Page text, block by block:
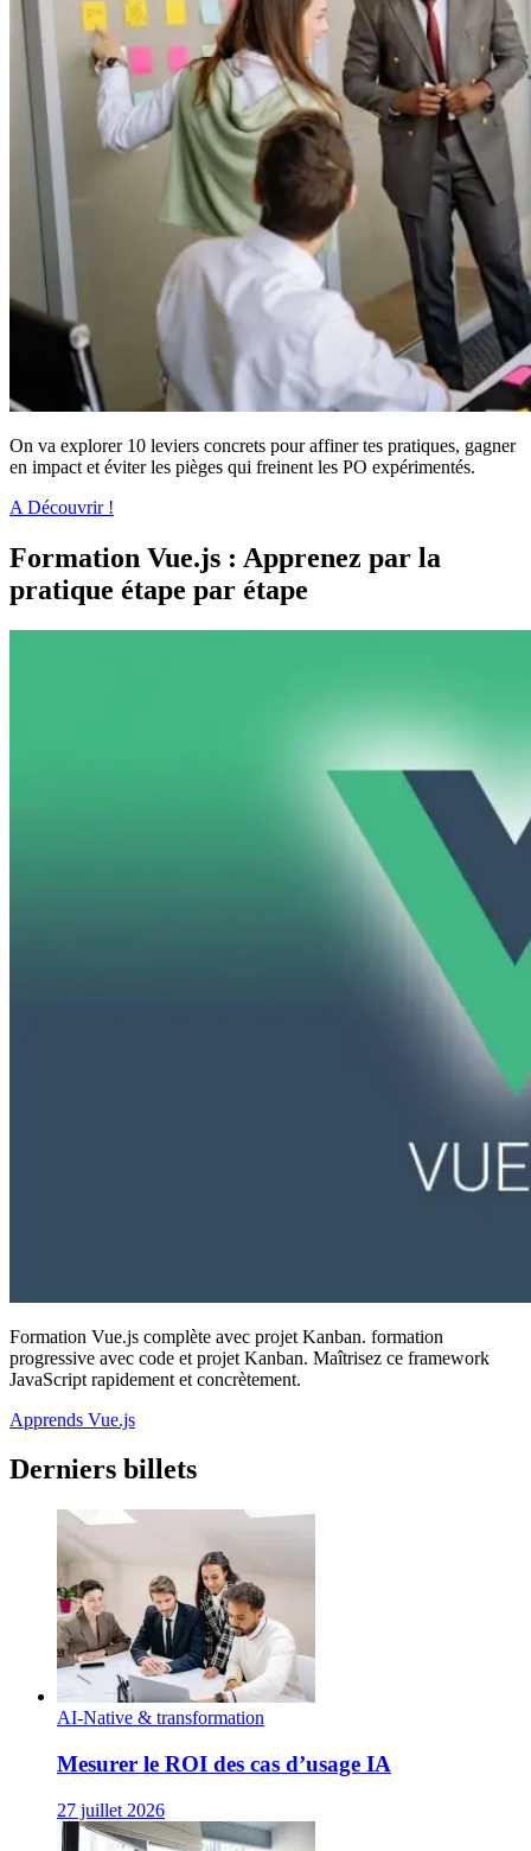
On va explorer 10 leviers concrets pour affiner tes pratiques, gagner
en impact et éviter les pièges qui freinent les PO expérimentés.
A Découvrir !
Formation Vue.js : Apprenez par la
pratique étape par étape
Formation Vue.js complète avec projet Kanban. formation
progressive avec code et projet Kanban. Maîtrisez ce framework
JavaScript rapidement et concrètement.
Apprends Vue.js
Derniers billets
AI-Native & transformation
Mesurer le ROI des cas d’usage IA
27 juillet 2026